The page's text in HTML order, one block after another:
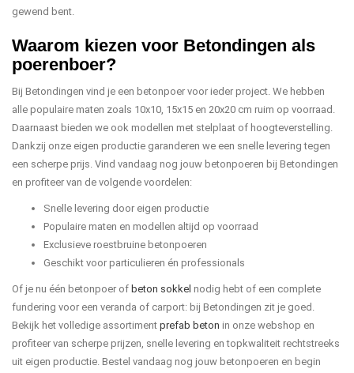
gewend bent.
Waarom kiezen voor Betondingen als
poerenboer?
Bij Betondingen vind je een betonpoer voor ieder project. We hebben
alle populaire maten zoals 10x10, 15x15 en 20x20 cm ruim op voorraad.
Daarnaast bieden we ook modellen met stelplaat of hoogteverstelling.
Dankzij onze eigen productie garanderen we een snelle levering tegen
een scherpe prijs. Vind vandaag nog jouw betonpoeren bij Betondingen
en profiteer van de volgende voordelen:
Snelle levering door eigen productie
Populaire maten en modellen altijd op voorraad
Exclusieve roestbruine betonpoeren
Geschikt voor particulieren én professionals
Of je nu één betonpoer of beton sokkel nodig hebt of een complete
fundering voor een veranda of carport: bij Betondingen zit je goed.
Bekijk het volledige assortiment prefab beton in onze webshop en
profiteer van scherpe prijzen, snelle levering en topkwaliteit rechtstreeks
uit eigen productie. Bestel vandaag nog jouw betonpoeren en begin